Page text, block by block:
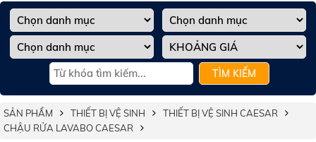
TÌM KIẾM
SẢN PHẨM THIẾT BỊ VỆ SINH
THIẾT BỊ VỆ SINH CAESAR
CHẬU RỬA LAVABO CAESAR